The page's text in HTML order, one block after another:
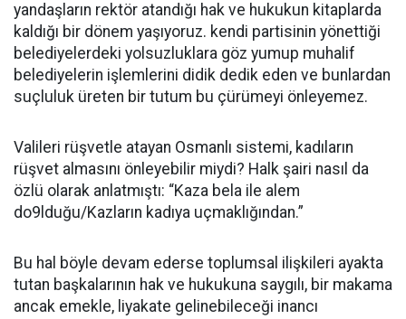
yandaşların rektör atandığı hak ve hukukun kitaplarda
kaldığı bir dönem yaşıyoruz. kendi partisinin yönettiği
belediyelerdeki yolsuzluklara göz yumup muhalif
belediyelerin işlemlerini didik dedik eden ve bunlardan
suçluluk üreten bir tutum bu çürümeyi önleyemez.
Valileri rüşvetle atayan Osmanlı sistemi, kadıların
rüşvet almasını önleyebilir miydi? Halk şairi nasıl da
özlü olarak anlatmıştı: “Kaza bela ile alem
do9lduğu/Kazların kadıya uçmaklığından.”
Bu hal böyle devam ederse toplumsal ilişkileri ayakta
tutan başkalarının hak ve hukukuna saygılı, bir makama
ancak emekle, liyakate gelinebileceği inancı